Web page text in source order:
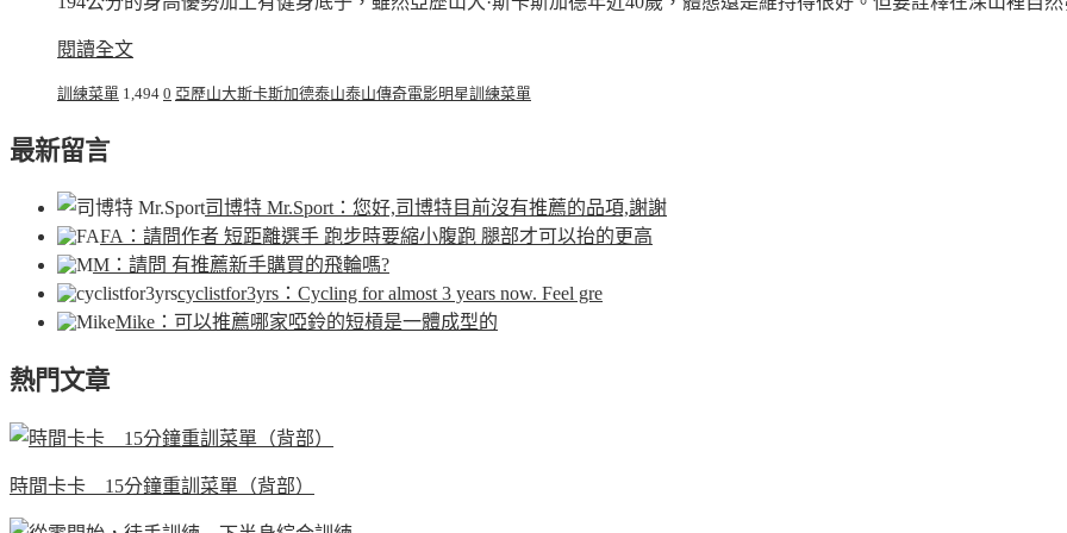
閱讀全文
訓練菜單 1,494 0 亞歷山大斯卡斯加德泰山泰山傳奇電影明星訓練菜單
最新留言
司博特 Mr.Sport ：您好,司博特目前沒有推薦的品項,謝謝
FA ：請問作者 短距離選手 跑步時要縮小腹跑 腿部才可以抬的更高
M ：請問 有推薦新手購買的飛輪嗎?
cyclistfor3yrs ：Cycling for almost 3 years now. Feel gre
Mike ：可以推薦哪家啞鈴的短槓是一體成型的
熱門文章
時間卡卡 15分鐘重訓菜單（背部）